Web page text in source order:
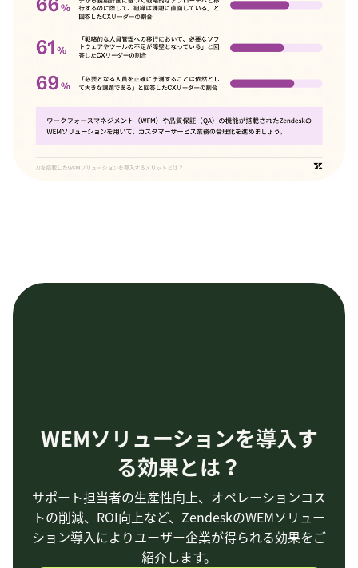
WEMソリューションを導入す
る効果とは？
サポート担当者の生産性向上、オペレーションコス
トの削減、ROI向上など、ZendeskのWEMソリュー
ション導入によりユーザー企業が得られる効果をご
紹介します。